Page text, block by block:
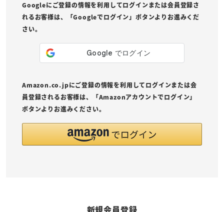
Googleにご登録の情報を利用してログインまたは会員登録さ
れるお客様は、「Googleでログイン」ボタンよりお進みくだ
さい。
Amazon.co.jpにご登録の情報を利用してログインまたは会
員登録されるお客様は、「Amazonアカウントでログイン」
ボタンよりお進みください。
新規会員登録